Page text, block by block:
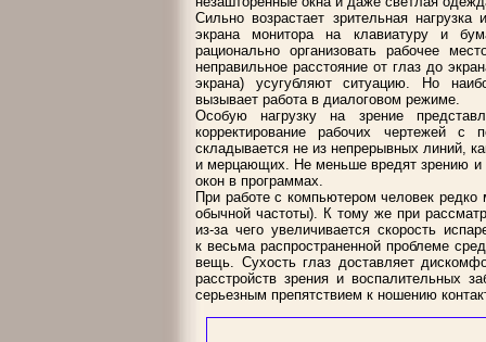
Сильно возрастает зрительная
экрана монитора на клавиатуру и
рационально организовать рабочее
неправильное расстояние от глаз до
экрана) усугубляют ситуацию. Но
вызывает работа в диалоговом режиме.
Особую нагрузку на зрение
корректирование рабочих чертежей
складывается не из непрерывных линий,
и мерцающих. Не меньше вредят зрению и
окон в программах.
При работе с компьютером человек редко
обычной частоты). К тому же при
из-за чего увеличивается скорость
к весьма распространенной проблеме
вещь. Сухость глаз доставляет
расстройств зрения и воспалительных
серьезным препятствием к ношению